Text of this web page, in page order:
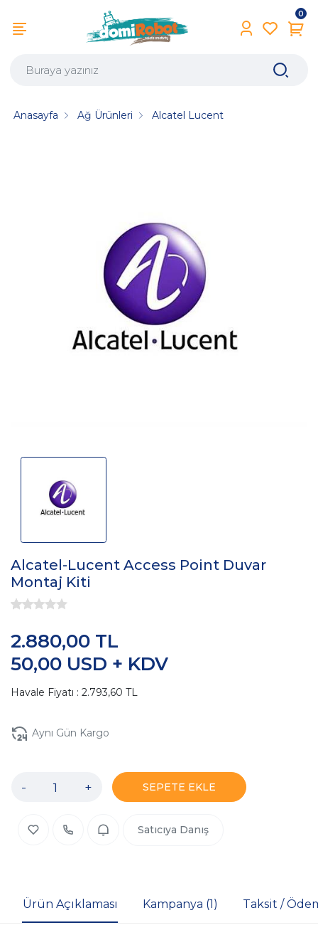
0
Anasayfa Ağ Ürünleri Alcatel Lucent
Alcatel-Lucent Access Point Duvar
Montaj Kiti
50,00 USD + KDV
2.880,00 TL
Havale Fiyatı : 2.793,60 TL
Aynı Gün Kargo
- + SEPETE EKLE
Satıcıya Danış
Ürün Açıklaması Kampanya (1) Taksit /